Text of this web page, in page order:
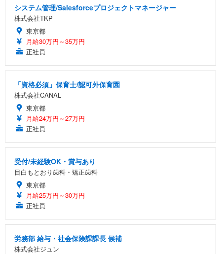
システム管理/Salesforceプロジェクトマネージャー
株式会社TKP
東京都
月給30万円～35万円
正社員
「資格必須」保育士/認可外保育園
株式会社CANAL
東京都
月給24万円～27万円
正社員
受付/未経験OK・賞与あり
目白もとおり歯科・矯正歯科
東京都
月給25万円～30万円
正社員
労務部 給与・社会保険課課長 候補
株式会社ジュン